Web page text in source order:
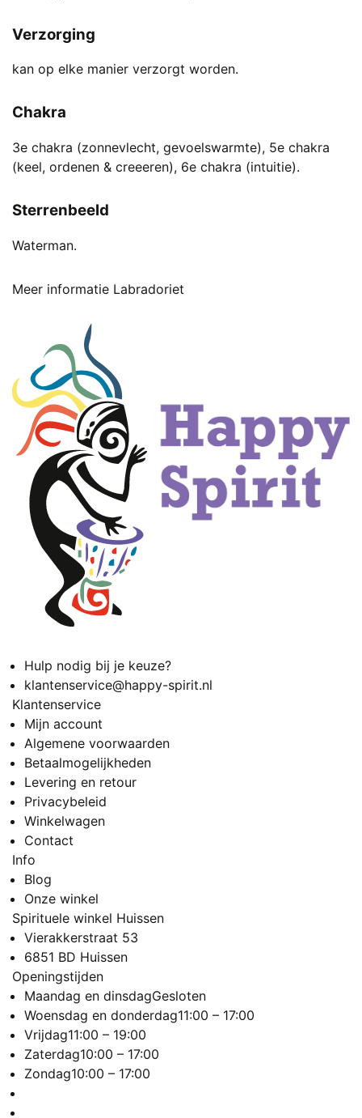
Verzorging
kan op elke manier verzorgt worden.
Chakra
3e chakra (zonnevlecht, gevoelswarmte), 5e chakra
(keel, ordenen & creeeren), 6e chakra (intuitie).
Sterrenbeeld
Waterman.
Meer informatie Labradoriet
Hulp nodig bij je keuze?
klantenservice@happy-spirit.nl
Klantenservice
Mijn account
Algemene voorwaarden
Betaalmogelijkheden
Levering en retour
Privacybeleid
Winkelwagen
Contact
Info
Blog
Onze winkel
Spirituele winkel Huissen
Vierakkerstraat 53
6851 BD Huissen
Openingstijden
Maandag en dinsdagGesloten
Woensdag en donderdag11:00 – 17:00
Vrijdag11:00 – 19:00
Zaterdag10:00 – 17:00
Zondag10:00 – 17:00